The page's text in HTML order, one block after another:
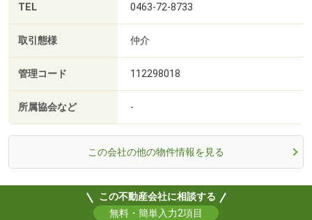
TEL 0463-72-8733
取引態様 仲介
管理コード 112298018
所属協会など -
この会社の他の物件情報を見る
この不動産会社に相談する
無料・簡単入力2項目